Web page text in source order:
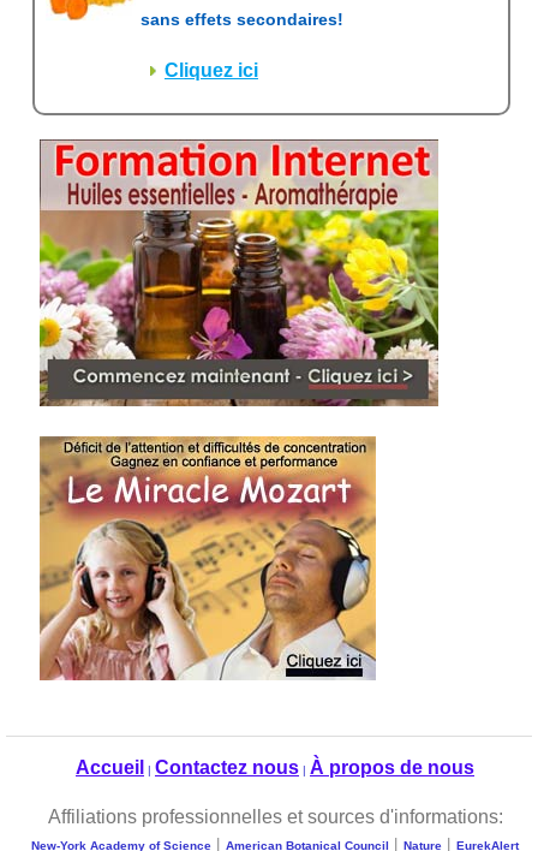
sans effets secondaires!
Cliquez ici
Accueil | Contactez nous | À propos de nous
Affiliations professionnelles et sources d'informations:
New-York Academy of Science | American Botanical Council | Nature | EurekAlert